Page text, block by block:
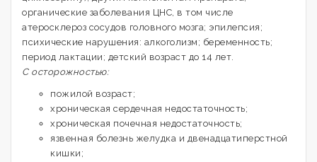
органические заболевания ЦНС, в том числе
атеросклероз сосудов головного мозга; эпилепсия;
психические нарушения: алкоголизм; беременность;
период лактации; детский возраст до 14 лет.
С осторожностью:
пожилой возраст;
хроническая сердечная недостаточность;
хроническая почечная недостаточность;
язвенная болезнь желудка и двенадцатиперстной
кишки;